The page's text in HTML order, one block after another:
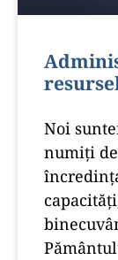
Noi
numiţi